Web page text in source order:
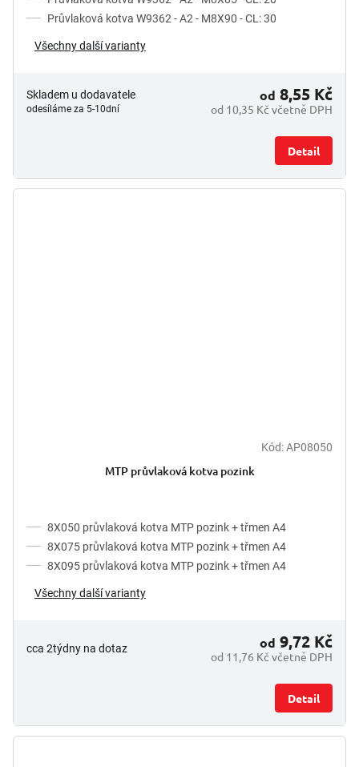
Průvlaková kotva W9362 - A2 - M8X90 - CL: 30
Všechny další varianty
Skladem u dodavatele
odesíláme za 5-10dní od 10,35 Kč včetně DPH
od 8,55 Kč
Detail
Kód:AP08050
MTP průvlaková kotva pozink
8X050 průvlaková kotva MTP pozink + třmen A4
8X075 průvlaková kotva MTP pozink + třmen A4
8X095 průvlaková kotva MTP pozink + třmen A4
Všechny další varianty
cca 2týdny na dotaz
od 11,76 Kč včetně DPH
od 9,72 Kč
Detail